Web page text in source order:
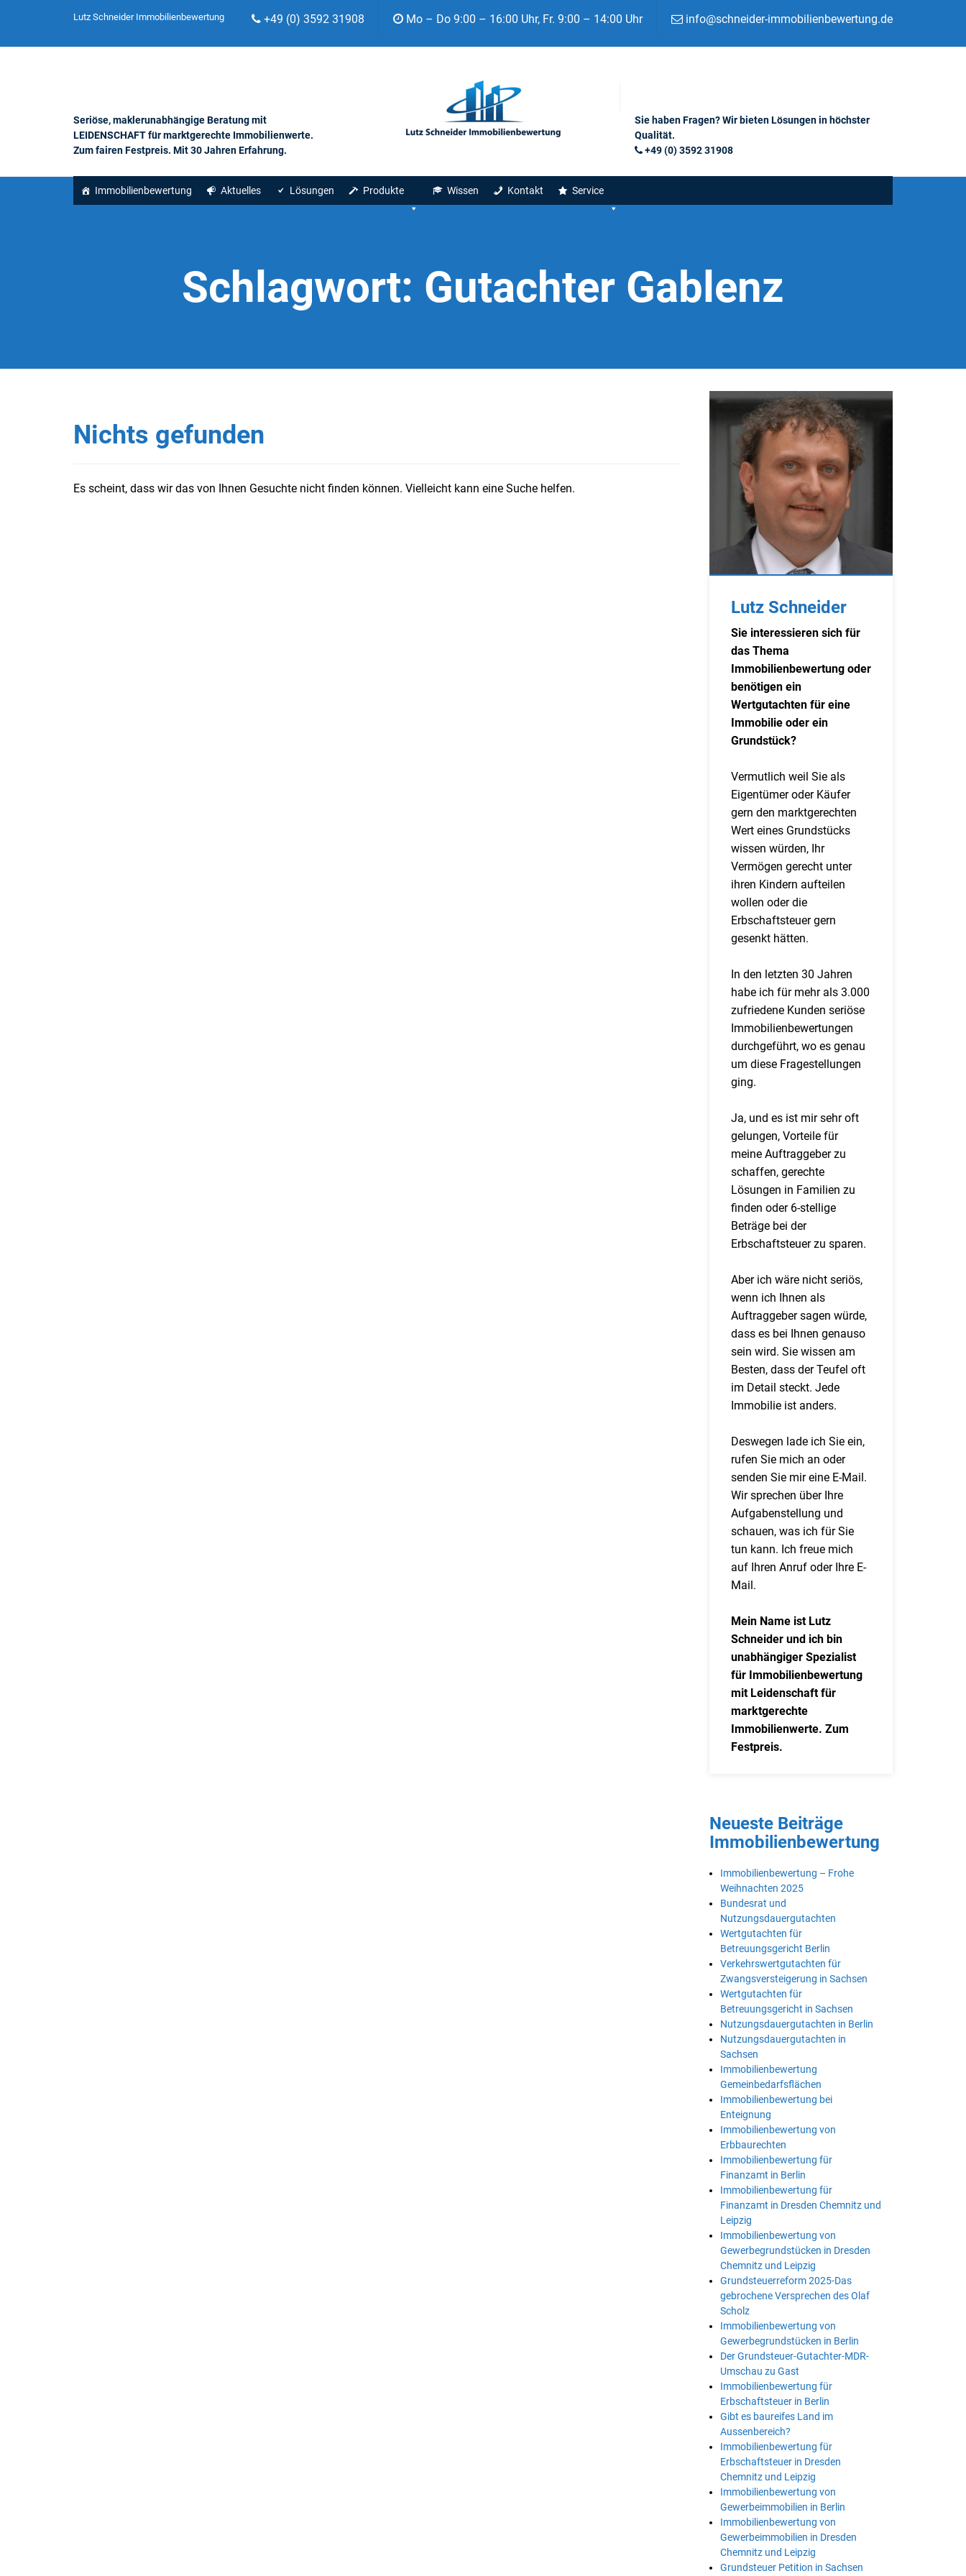
Lutz Schneider Immobilienbewertung +49 (0) 3592 31908 Mo – Do 9:00 – 16:00 Uhr, Fr. 9:00 – 14:00 Uhr info@schneider-immobilienbewertung.de
Seriöse, maklerunabhängige Beratung mit
LEIDENSCHAFT für marktgerechte Immobilienwerte.
Zum fairen Festpreis. Mit 30 Jahren Erfahrung.
Sie haben Fragen? Wir bieten Lösungen in höchster
Qualität.
+49 (0) 3592 31908
Immobilienbewertung Aktuelles Lösungen Produkte Wissen Kontakt Service
Schlagwort: Gutachter Gablenz
Nichts gefunden
Es scheint, dass wir das von Ihnen Gesuchte nicht finden können. Vielleicht kann eine Suche helfen.
Lutz Schneider
Sie interessieren sich für
das Thema
Immobilienbewertung oder
benötigen ein
Wertgutachten für eine
Immobilie oder ein
Grundstück?
Vermutlich weil Sie als
Eigentümer oder Käufer
gern den marktgerechten
Wert eines Grundstücks
wissen würden, Ihr
Vermögen gerecht unter
ihren Kindern aufteilen
wollen oder die
Erbschaftsteuer gern
gesenkt hätten.
In den letzten 30 Jahren
habe ich für mehr als 3.000
zufriedene Kunden seriöse
Immobilienbewertungen
durchgeführt, wo es genau
um diese Fragestellungen
ging.
Ja, und es ist mir sehr oft
gelungen, Vorteile für
meine Auftraggeber zu
schaffen, gerechte
Lösungen in Familien zu
finden oder 6-stellige
Beträge bei der
Erbschaftsteuer zu sparen.
Aber ich wäre nicht seriös,
wenn ich Ihnen als
Auftraggeber sagen würde,
dass es bei Ihnen genauso
sein wird. Sie wissen am
Besten, dass der Teufel oft
im Detail steckt. Jede
Immobilie ist anders.
Deswegen lade ich Sie ein,
rufen Sie mich an oder
senden Sie mir eine E-Mail.
Wir sprechen über Ihre
Aufgabenstellung und
schauen, was ich für Sie
tun kann. Ich freue mich
auf Ihren Anruf oder Ihre E-
Mail.
Mein Name ist Lutz
Schneider und ich bin
unabhängiger Spezialist
für Immobilienbewertung
mit Leidenschaft für
marktgerechte
Immobilienwerte. Zum
Festpreis.
Neueste Beiträge
Immobilienbewertung
Immobilienbewertung – Frohe
Weihnachten 2025
Bundesrat und
Nutzungsdauergutachten
Wertgutachten für
Betreuungsgericht Berlin
Verkehrswertgutachten für
Zwangsversteigerung in Sachsen
Wertgutachten für
Betreuungsgericht in Sachsen
Nutzungsdauergutachten in Berlin
Nutzungsdauergutachten in
Sachsen
Immobilienbewertung
Gemeinbedarfsflächen
Immobilienbewertung bei
Enteignung
Immobilienbewertung von
Erbbaurechten
Immobilienbewertung für
Finanzamt in Berlin
Immobilienbewertung für
Finanzamt in Dresden Chemnitz und
Leipzig
Immobilienbewertung von
Gewerbegrundstücken in Dresden
Chemnitz und Leipzig
Grundsteuerreform 2025-Das
gebrochene Versprechen des Olaf
Scholz
Immobilienbewertung von
Gewerbegrundstücken in Berlin
Der Grundsteuer-Gutachter-MDR-
Umschau zu Gast
Immobilienbewertung für
Erbschaftsteuer in Berlin
Gibt es baureifes Land im
Aussenbereich?
Immobilienbewertung für
Erbschaftsteuer in Dresden
Chemnitz und Leipzig
Immobilienbewertung von
Gewerbeimmobilien in Berlin
Immobilienbewertung von
Gewerbeimmobilien in Dresden
Chemnitz und Leipzig
Grundsteuer Petition in Sachsen